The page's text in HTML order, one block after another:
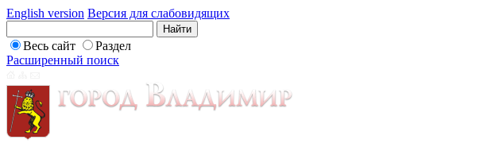
English version Версия для слабовидящих
Весь сайт
Раздел
Расширенный поиск